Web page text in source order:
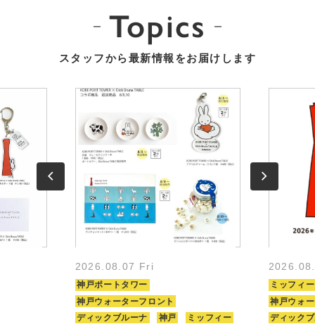
Topics
スタッフから最新情報をお届けします
2026.08.07 Fri
神戸ポートタワー
神戸ウォーターフロント
ディックブルーナ
神戸
ミッフィー
ミッフィー
神戸ウォ
ディック